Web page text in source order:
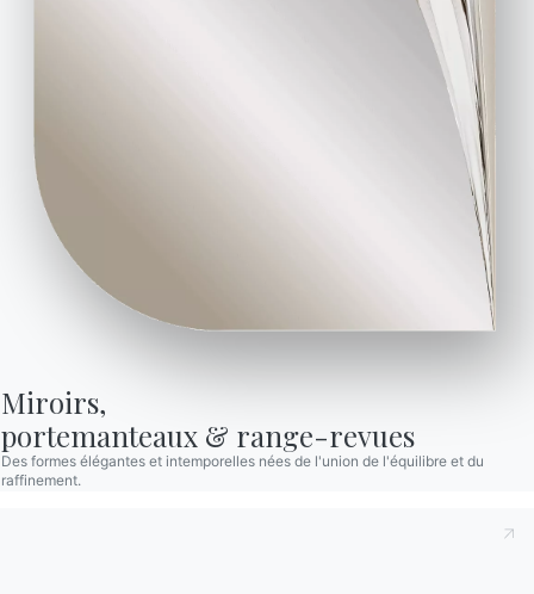
Miroirs,
portemanteaux & range-revues
Des formes élégantes et intemporelles nées de l'union de l'équilibre et du
raffinement.
Pour ceux qui veulent rester classiques, les modèles
à trois places sont un choix sûr. Dans le cas
Antares
, les lignes minimalistes du cadre et les
sièges hauts sont une combinaison parfaite pour la
détente, mais aussi un choix de style soigné pour
mettre en valeur le séjour. Un petit canapé s’adapte